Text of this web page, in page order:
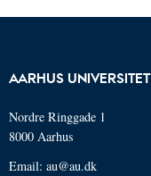
AARHUS UNIVERSITET
Nordre Ringgade 1
8000 Aarhus
Email: au@au.dk